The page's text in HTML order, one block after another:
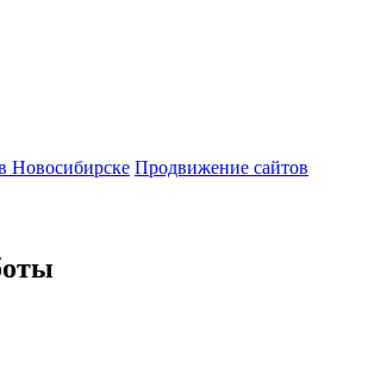
Новосибирске Продвижение сайтов